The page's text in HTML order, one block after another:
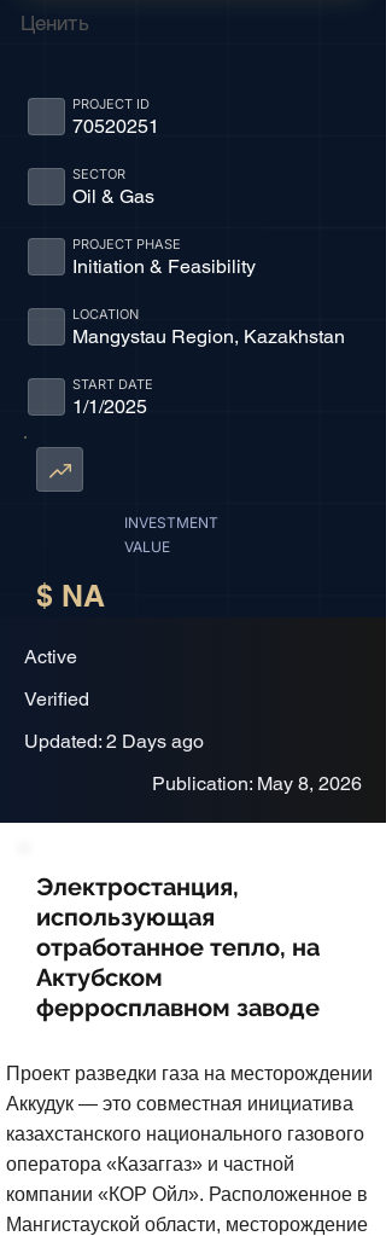
Ценить
70520251
PROJECT ID
Oil & Gas
SECTOR
Initiation & Feasibility
PROJECT PHASE
Mangystau Region, Kazakhstan
LOCATION
1/1/2025
START DATE
INVESTMENT
VALUE
$ NA
Active
Verified
Updated: 2 Days ago
Publication: May 8, 2026
Электростанция,
использующая
отработанное тепло, на
Актубском
ферросплавном заводе
Проект разведки газа на месторождении
Аккудук — это совместная инициатива
казахстанского национального газового
оператора «Казаггаз» и частной
компании «КОР Ойл». Расположенное в
Мангистауской области, месторождение